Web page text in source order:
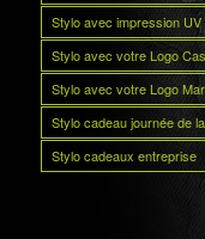
Stylo avec impression UV
Stylo avec votre Logo
Stylo avec votre Logo
Stylo cadeau journée de
Stylo cadeaux entreprise